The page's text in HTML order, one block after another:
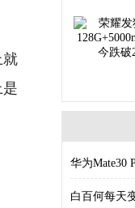
华为Mate30
白百何每天